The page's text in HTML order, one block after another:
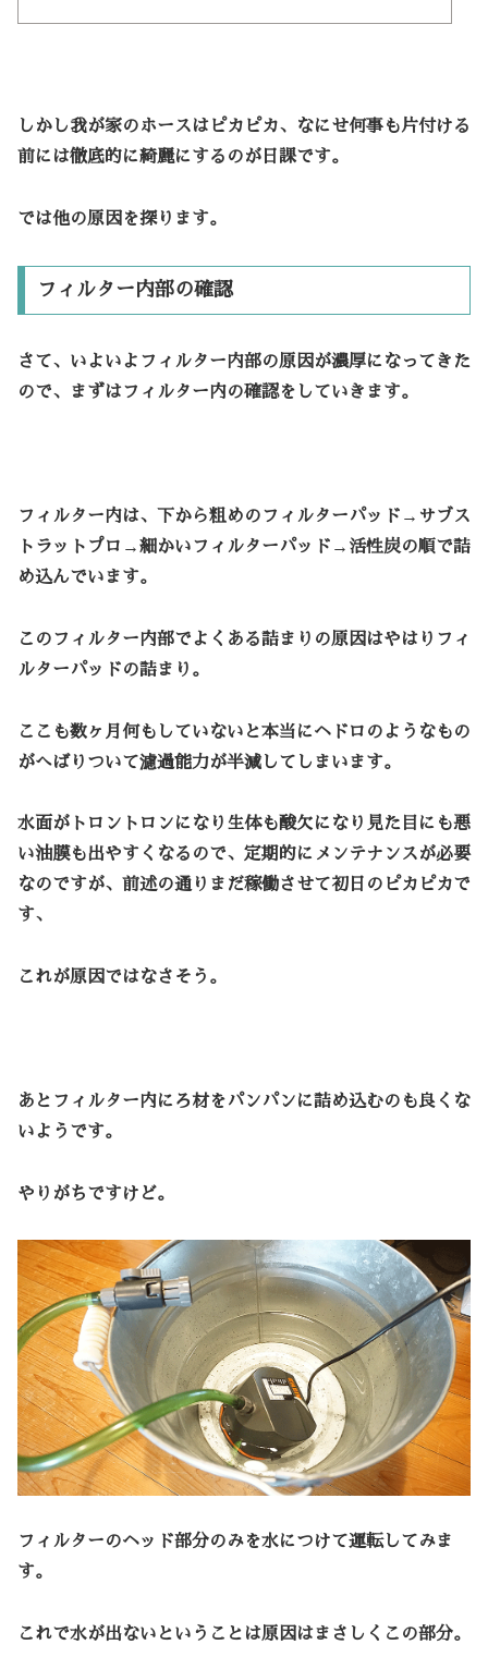
しかし我が家のホースはピカピカ、なにせ何事も片付ける
前には徹底的に綺麗にするのが日課です。
では他の原因を探ります。
フィルター内部の確認
さて、いよいよフィルター内部の原因が濃厚になってきた
ので、まずはフィルター内の確認をしていきます。
フィルター内は、下から粗めのフィルターパッド→サブス
トラットプロ→細かいフィルターパッド→活性炭の順で詰
め込んでいます。
このフィルター内部でよくある詰まりの原因はやはり フィ
ルターパッドの詰まり。
ここも数ヶ月何もしていないと本当にヘドロのようなもの
がへばりついて濾過能力が半減してしまいます。
水面がトロントロンになり生体も酸欠になり見た目にも悪
い油膜も出やすくなるので、定期的にメンテナンスが必要
なのですが、前述の通りまだ稼働させて初日のピカピカで
す、
これが原因ではなさそう。
あとフィルター内にろ材をパンパンに詰め込むのも良くな
いようです。
やりがちですけど。
フィルターのヘッド部分のみを水につけて運転してみま
す。
これで水が出ないということは原因はまさしくこの部分。